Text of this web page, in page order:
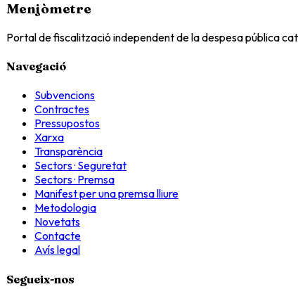
Menjòmetre
Portal de fiscalització independent de la despesa pública
Navegació
Subvencions
Contractes
Pressupostos
Xarxa
Transparència
Sectors · Seguretat
Sectors · Premsa
Manifest per una premsa lliure
Metodologia
Novetats
Contacte
Avís legal
Segueix-nos